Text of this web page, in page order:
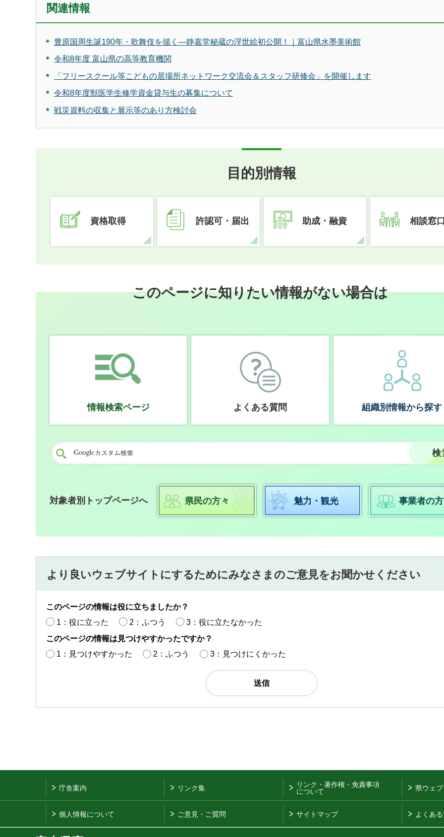
関連情報
豊原国周生誕190年・歌舞伎を描く―静嘉堂秘蔵の浮世絵初公開！｜富山県水墨美術館
令和8年度 富山県の高等教育機関
「フリースクール等こどもの居場所ネットワーク交流会＆スタッフ研修会」を開催します
令和8年度獣医学生修学資金貸与生の募集について
戦災資料の収集と展示等のあり方検討会
目的別情報
資格取得 許認可・届出 助成・融資 相談窓
このページに知りたい情報がない場合は
情報検索ページ よくある質問 組織別情報から探す
対象者別トップページへ 県民の方々 魅力・観光 事業者の
より良いウェブサイトにするためにみなさまのご意見をお聞かせください
このページの情報は役に立ちましたか？
1：役に立った
2：ふつう
3：役に立たなかった
このページの情報は見つけやすかったですか？
1：見つけやすかった
2：ふつう 3：見つけにくかった
庁舎案内 リンク集
リンク・著作権・免責事項
について
県ウェ
個人情報について ご意見・ご質問 サイトマップ よくあ